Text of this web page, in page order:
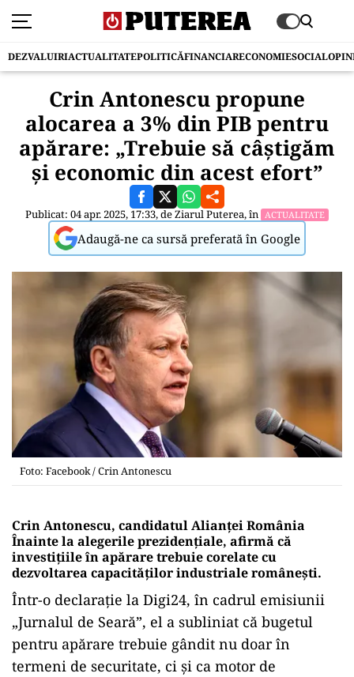
DEZVALUIRIACTUALITATEPOLITICĂFINANCIARECONOMIESOCIAL
Crin Antonescu propune
alocarea a 3% din PIB pentru
apărare: „Trebuie să câștigăm
și economic din acest efort”
Publicat: 04 apr. 2025, 17:33, deZiarul Puterea, în ACTUALITATE
Adaugă-ne ca sursă preferată în Google
Foto: Facebook / Crin Antonescu
Crin Antonescu, candidatul Alianței România
Înainte la alegerile prezidențiale, afirmă că
investițiile în apărare trebuie corelate cu
dezvoltarea capacităților industriale românești.
Într-o declarație la Digi24, în cadrul emisiunii
„Jurnalul de Seară”, el a subliniat că bugetul
pentru apărare trebuie gândit nu doar în
termeni de securitate, ci și ca motor de